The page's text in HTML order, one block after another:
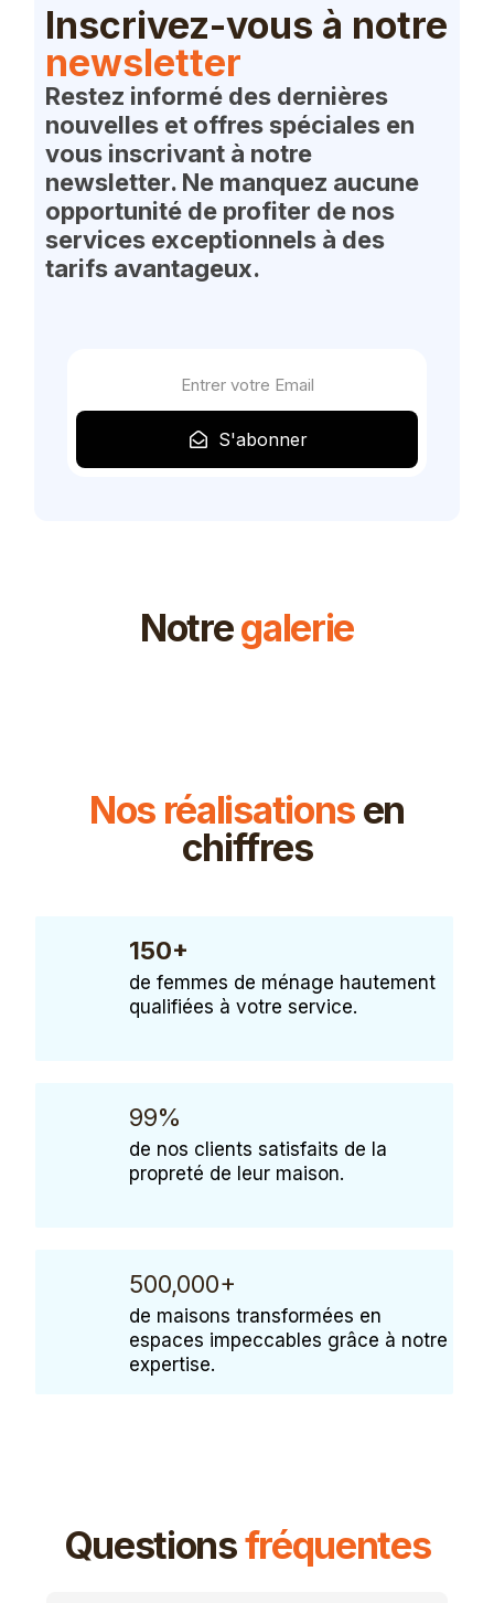
Inscrivez-vous à notre
newsletter
Restez informé des dernières
nouvelles et offres spéciales en
vous inscrivant à notre
newsletter. Ne manquez aucune
opportunité de profiter de nos
services exceptionnels à des
tarifs avantageux.
S'abonner
Notregalerie
Nos réalisationsen
chiffres
150+
de femmes de ménage hautement
qualifiées à votre service.
99%
de nos clients satisfaits de la
propreté de leur maison.
500,000+
de maisons transformées en
espaces impeccables grâce à notre
expertise.
Questionsfréquentes